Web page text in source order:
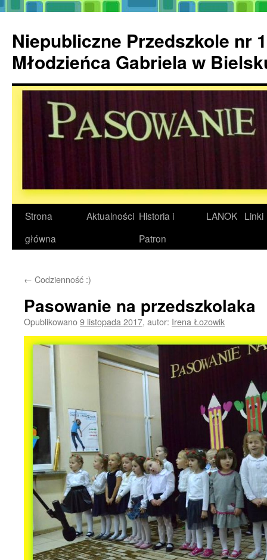
treści
Niepubliczne Przedszkole nr
Młodzieńca Gabriela w
Strona
główna
Aktualności Historia i
Patron
LANOK Linki
← Codzienność :)
Pasowanie na przedszkolaka
Opublikowano9 listopada 2017, autor: Irena Łozowik